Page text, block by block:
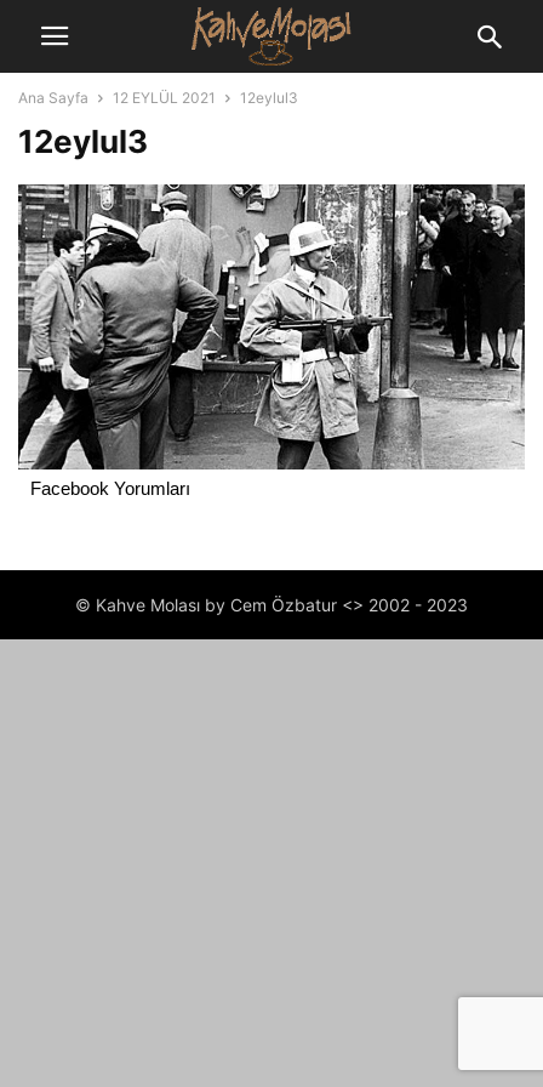
Ana Sayfa 12 EYLÜL 2021 12eylul3
12eylul3
Facebook Yorumları
© Kahve Molası by Cem Özbatur <> 2002 - 2023